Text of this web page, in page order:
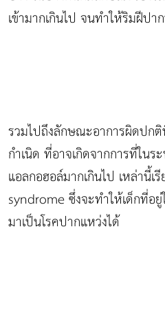
เข้ามากเกินไป จนทำให้ริมฝีป
รวมไปถึงลักษณะอาการผิดปก
กำเนิด ที่อาจเกิดจากการที่ในร
แอลกอฮอล์มากเกินไป เหล่านี้
syndrome ซึ่งจะทำให้เด็กที่อ
มาเป็นโรคปากแหว่งได้